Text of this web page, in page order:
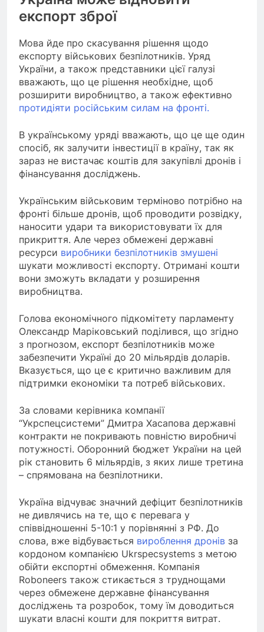
експорт зброї
Мова йде про скасування рішення щодо
експорту військових безпілотників. Уряд
України, а також представники цієї галузі
вважають, що це рішення необхідне, щоб
розширити виробництво, а також ефективно
протидіяти російським силам на фронті.
В українському уряді вважають, що це ще один
спосіб, як залучити інвестиції в країну, так як
зараз не вистачає коштів для закупівлі дронів і
фінансування досліджень.
Українським військовим терміново потрібно на
фронті більше дронів, щоб проводити розвідку,
наносити удари та використовувати їх для
прикриття. Але через обмежені державні
ресурси виробники безпілотників змушені
шукати можливості експорту. Отримані кошти
вони зможуть вкладати у розширення
виробництва.
Голова економічного підкомітету парламенту
Олександр Маріковський поділився, що згідно
з прогнозом, експорт безпілотників може
забезпечити Україні до 20 мільярдів доларів.
Вказується, що це є критично важливим для
підтримки економіки та потреб військових.
За словами керівника компанії
“Укрспецсистеми” Дмитра Хасапова державні
контракти не покривають повністю виробничі
потужності. Оборонний бюджет України на цей
рік становить 6 мільярдів, з яких лише третина
– спрямована на безпілотники.
Україна відчуває значний дефіцит безпілотників
не дивлячись на те, що є перевага у
співвідношенні 5-10:1 у порівнянні з РФ. До
слова, вже відбувається вироблення дронів за
кордоном компанією Ukrspecsystems з метою
обійти експортні обмеження. Компанія
Roboneers також стикається з труднощами
через обмежене державне фінансування
досліджень та розробок, тому їм доводиться
шукати власні кошти для покриття витрат.